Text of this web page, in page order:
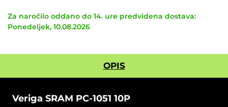
Za naročilo oddano do 14. ure predvidena dostava:
Ponedeljek, 10.08.2026
OPIS
Veriga SRAM PC-1051 10P